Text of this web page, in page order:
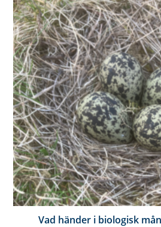
Vad händer i biologisk